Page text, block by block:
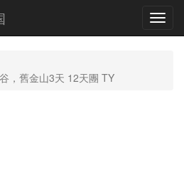
，舊金山3天 12天團 TY